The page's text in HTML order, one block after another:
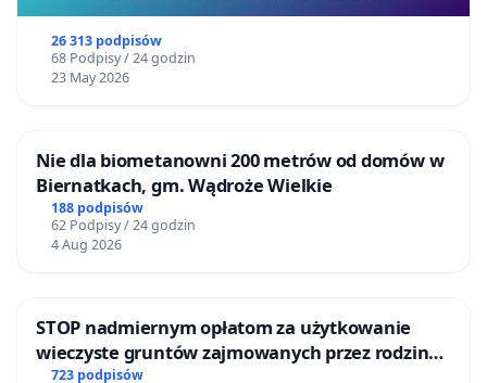
jego ochrony i odbudowy.
2. Podjęcie działań interwencyjnych na najbardziej
Niezwłoczne wdrożenie działań mających na celu
przywrócenie przepływu wody na wyschniętych
fragmentach Potoku Bielańskiego, w szczególności
na odcinku od ul. Conrada do Stawów Brustmana.
Bielańskiego
Przygotowanie i wdrożenie wieloletniego
26 313 podpisów
68 Podpisy / 24 godzin
23 May 2026
Nie dla biometanowni 200 metrów od domów w
Biernatkach, gm. Wądroże Wielkie
188 podpisów
62 Podpisy / 24 godzin
4 Aug 2026
STOP nadmiernym opłatom za użytkowanie
wieczyste gruntów zajmowanych przez rodzinne
ogrody działkowe.
723 podpisów